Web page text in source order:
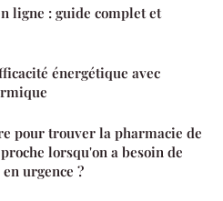
ligne : guide complet et
énergétique avec
pour trouver la pharmacie de
lorsqu'on a besoin de
urgence ?